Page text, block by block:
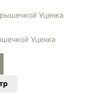
товара.
Уценка